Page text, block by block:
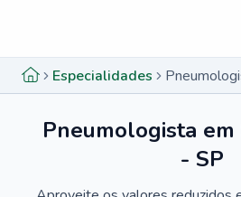
Especialidades
Pneumologista
- SP